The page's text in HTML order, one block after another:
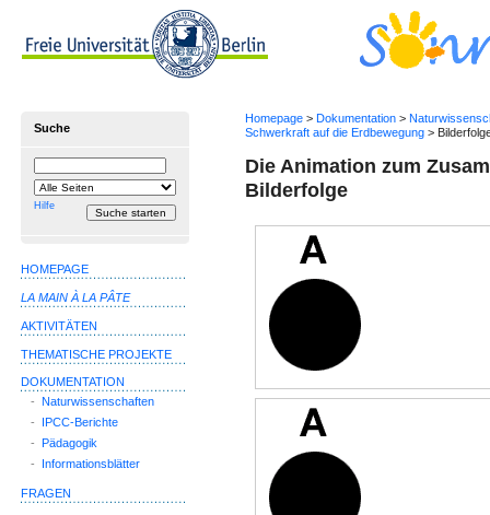
Homepage > Dokumentation >
Schwerkraft auf die Erdbewegung >
Die Animation zum
Bilderfolge
Suche
einschränken
Hilfe
HOMEPAGE
LA MAIN À LA PÂTE
AKTIVITÄTEN
THEMATISCHE PROJEKTE
DOKUMENTATION
-
Naturwissenschaften
-
IPCC-Berichte
-
Pädagogik
-
Informationsblätter
FRAGEN